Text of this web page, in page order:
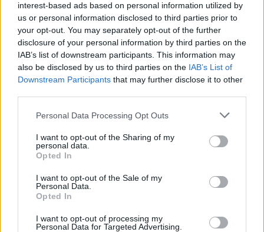
interest-based ads based on personal information utilized by
us or personal information disclosed to third parties prior to
your opt-out. You may separately opt-out of the further
disclosure of your personal information by third parties on the
IAB’s list of downstream participants. This information may
also be disclosed by us to third parties on the IAB’s List of
Downstream Participants that may further disclose it to other
Please note that this website/app uses one or more Google
not limited to your visit or usage behaviour. You may click to
grant or deny consent to Google and its third-party tags to
use your data for below specified purposes in below Google
consent section.
Personal Data Processing Opt Outs
I want to opt-out of the Sharing of my
personal data.
Opted In
I want to opt-out of the Sale of my
Personal Data.
Opted In
I want to opt-out of processing my
Personal Data for Targeted Advertising.
Τραβάς λάθος φωτογραφίες με το κινητό σου – πώς να
το διορθώσεις με το RAW